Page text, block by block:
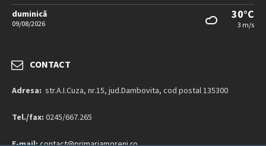
duminică
09/08/2026
30°C
3 m/s
CONTACT
Adresa: str.A.I.Cuza, nr.15, jud.Dambovita, cod postal 135300
Tel./fax: 0245/667.265